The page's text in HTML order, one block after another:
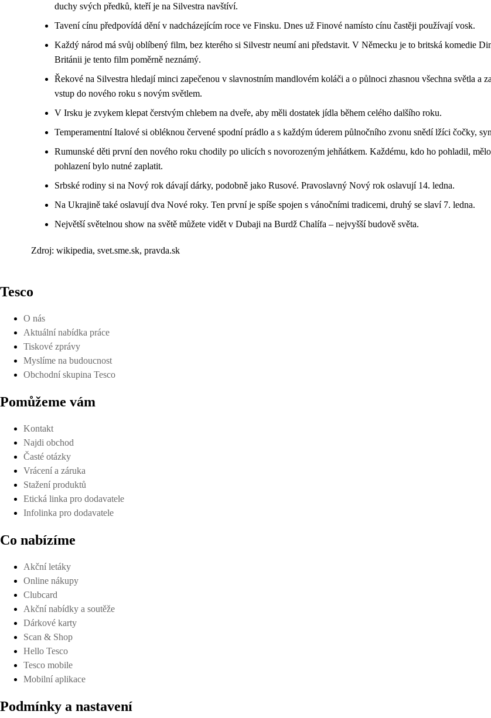
duchy svých předků, kteří je na Silvestra navštíví.
Tavení cínu předpovídá dění v nadcházejícím roce ve Finsku. Dnes už Finové namísto cínu častěji používají vosk.
Každý národ má svůj oblíbený film, bez kterého si Silvestr neumí ani představit. V Německu je to britská komedie
Británii je tento film poměrně neznámý.
Řekové na Silvestra hledají minci zapečenou v slavnostním mandlovém koláči a o půlnoci zhasnou všechna světla
vstup do nového roku s novým světlem.
V Irsku je zvykem klepat čerstvým chlebem na dveře, aby měli dostatek jídla během celého dalšího roku.
Temperamentní Italové si obléknou červené spodní prádlo a s každým úderem půlnočního zvonu snědí lžíci čočky,
Rumunské děti první den nového roku chodily po ulicích s novorozeným jehňátkem. Každému, kdo ho pohladil,
pohlazení bylo nutné zaplatit.
Srbské rodiny si na Nový rok dávají dárky, podobně jako Rusové. Pravoslavný Nový rok oslavují 14. ledna.
Na Ukrajině také oslavují dva Nové roky. Ten první je spíše spojen s vánočními tradicemi, druhý se slaví 7. ledna.
Největší světelnou show na světě můžete vidět v Dubaji na Burdž Chalífa – nejvyšší budově světa.
Zdroj: wikipedia, svet.sme.sk, pravda.sk
Tesco
O nás
Aktuální nabídka práce
Tiskové zprávy
Myslíme na budoucnost
Obchodní skupina Tesco
Pomůžeme vám
Kontakt
Najdi obchod
Časté otázky
Vrácení a záruka
Stažení produktů
Etická linka pro dodavatele
Infolinka pro dodavatele
Co nabízíme
Akční letáky
Online nákupy
Clubcard
Akční nabídky a soutěže
Dárkové karty
Scan & Shop
Hello Tesco
Tesco mobile
Mobilní aplikace
Podmínky a nastavení